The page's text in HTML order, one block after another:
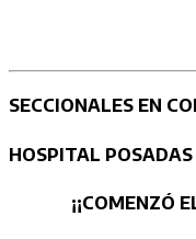
SECCIONALES EN
HOSPITAL POSADAS
¡¡COMENZÓ